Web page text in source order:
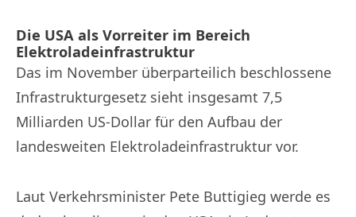
Die USA als Vorreiter im Bereich
Elektroladeinfrastruktur
Das im November überparteilich beschlossene
Infrastrukturgesetz sieht insgesamt 7,5
Milliarden US-Dollar für den Aufbau der
landesweiten Elektroladeinfrastruktur vor.
Laut Verkehrsminister Pete Buttigieg werde es